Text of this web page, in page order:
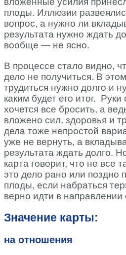
плоды. Иллюзии
вопрос, а нужно ли
результата нужно ждать
вообще — не ясно.
В процессе стало видно,
дело не получиться. В
трудиться нужно долго и
каким будет его итог. Руки
хочется все бросить, а
вложено сил, здоровья и
дела тоже непростой
уже не вернуть, а
результата ждать долго.
карта говорит, что не все
это дело рано или поздно
плоды, если набраться
верно идти в направлении
Значение карты:
на отношения